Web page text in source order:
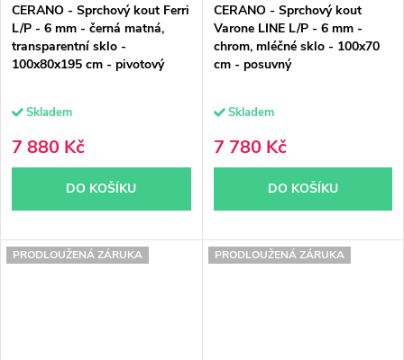
CERANO - Sprchový kout Ferri
L/P - 6 mm - černá matná,
transparentní sklo -
100x80x195 cm - pivotový
Skladem
7 880 Kč
DO KOŠÍKU
CERANO - Sprchový kout
Varone LINE L/P - 6 mm -
chrom, mléčné sklo - 100x70
cm - posuvný
Skladem
7 780 Kč
DO KOŠÍKU
PRODLOUŽENÁ ZÁRUKA PRODLOUŽENÁ ZÁRUKA